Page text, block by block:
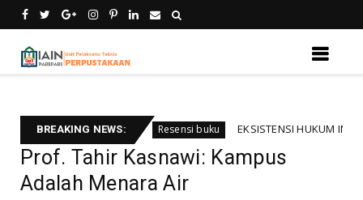
BREAKING NEWS:
kebali informsi Resensi buku EKSISTENSI HUKUM
Prof. Tahir Kasnawi: Kampus
Adalah Menara Air